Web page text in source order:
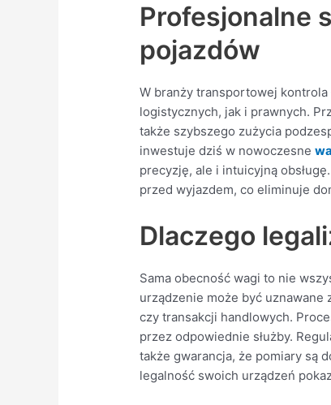
Profesjonalne
pojazdów
W branży transportowej
logistycznych, jak i prawnych.
także szybszego zużycia
inwestuje dziś w nowoczesne
precyzję, ale i intuicyjną
przed wyjazdem, co eliminuje
Dlaczego
Sama obecność wagi to nie
urządzenie może być
czy transakcji handlowych.
przez odpowiednie służby.
także gwarancja, że pomiary są
legalność swoich urządzeń